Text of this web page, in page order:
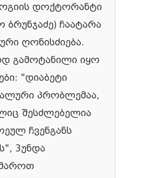
დოქტორანტი
ბრუნჯაძე) ჩაატარა
ღონისძიება.
გამოტანილი იყო
"დიაბეტი
პრობლემაა,
შესძლებელია
ჩვენგანს
3უნდა